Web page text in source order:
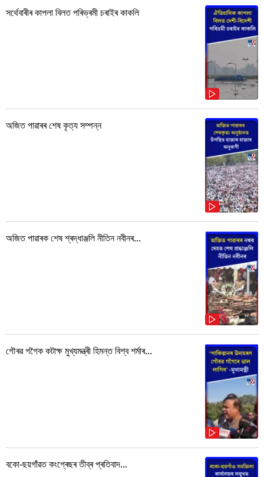
সৰ্থেবাৰীৰ কাপলা বিলত পৰিভ্ৰমী চৰাইৰ কাকলি
অজিত পাৱাৰৰ শেষ কৃত্য সম্পন্ন
অজিত পাৱাৰক শেষ শ্ৰদ্ধাঞ্জলি নীতিন নবীনৰ...
গৌৰৱ গগৈক কটাক্ষ মুখ্যমন্ত্ৰী হিমন্ত বিশ্ব শৰ্মাৰ...
বকো-ছয়গাঁৱত কংগ্ৰেছৰ তীব্ৰ প্ৰতিবাদ...